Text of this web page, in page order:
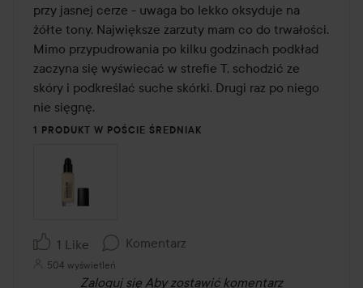
przy jasnej cerze - uwaga bo lekko oksyduje na
żółte tony. Największe zarzuty mam co do trwałości.
Mimo przypudrowania po kilku godzinach podkład
zaczyna się wyświecać w strefie T, schodzić ze
skóry i podkreślać suche skórki. Drugi raz po niego
nie sięgnę.
1 PRODUKT W POŚCIE ŚREDNIAK
1 Like Komentarz
504 wyświetleń
Zaloguj się Aby zostawić komentarz